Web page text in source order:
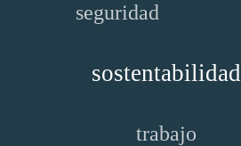
seguridad
sostentabilidad
trabajo